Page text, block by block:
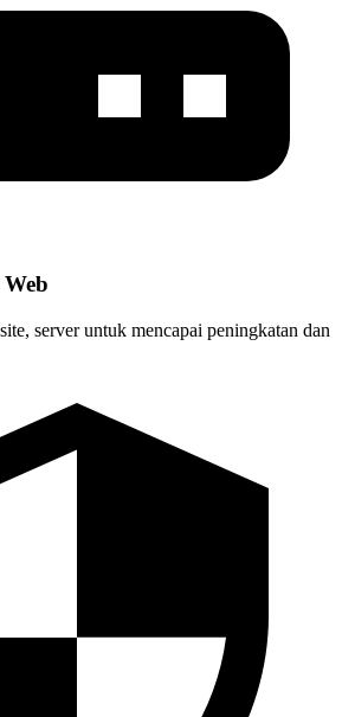
server untuk mencapai peningkatan dan